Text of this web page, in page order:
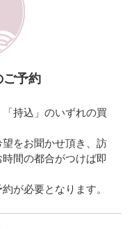
ご予約
持込」のいずれの買
をお聞かせ頂き、訪
間の都合がつけば即
が必要となります。